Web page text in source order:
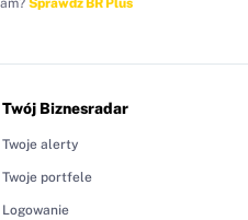
Twój Biznesradar
Twoje alerty
Twoje portfele
Logowanie